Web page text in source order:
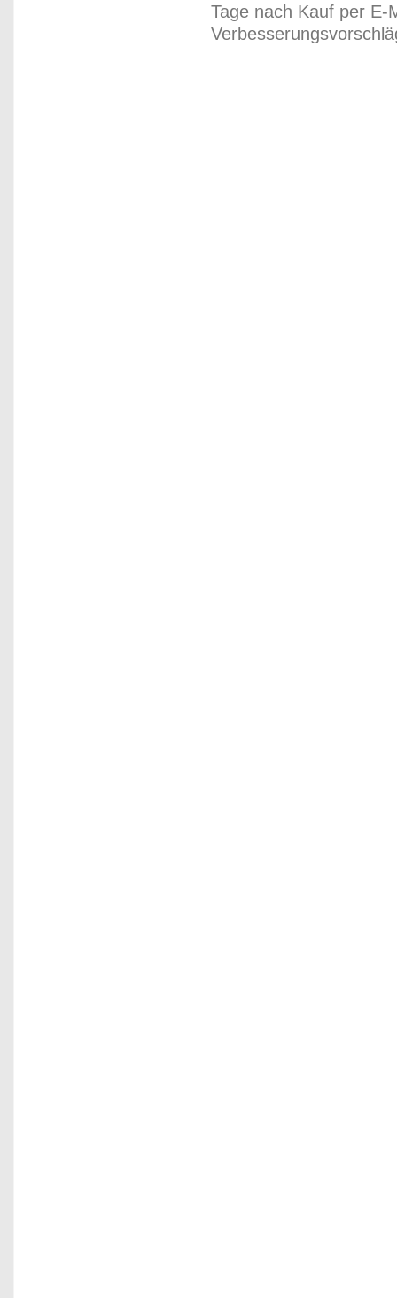
Tage nach Kauf per E-